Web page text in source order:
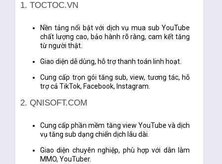
1. TOCTOC.VN
Nền tảng nổi bật với dịch vụ mua sub YouTube
chất lượng cao, bảo hành rõ ràng, cam kết tăng
từ người thật.
Giao diện dễ dùng, hỗ trợ thanh toán linh hoạt.
Cung cấp trọn gói tăng sub, view, tương tác, hỗ
trợ cả TikTok, Facebook, Instagram.
2. QNISOFT.COM
Cung cấpphần mềm tăng view YouTube và dịch
vụ tăng sub dạng chiến dịch lâu dài.
Giao diện chuyên nghiệp, phù hợp với dân làm
MMO, YouTuber.